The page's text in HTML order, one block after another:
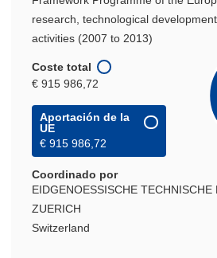
research, technological
activities (2007 to 2013)
Coste total
€ 915 986,72
Aportación de la
UE
€ 915 986,72
Coordinado por
EIDGENOESSISCHE TECHNISCHE
ZUERICH
Switzerland